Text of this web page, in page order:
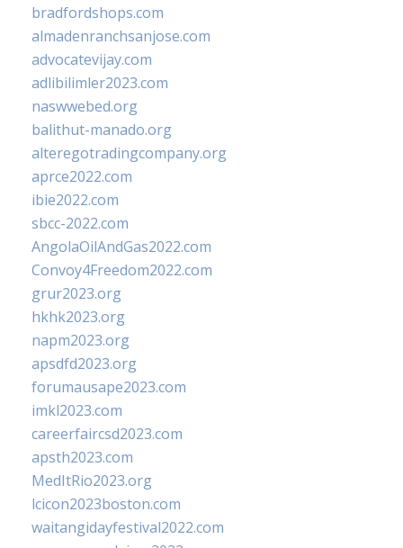
bradfordshops.com
almadenranchsanjose.com
advocatevijay.com
adlibilimler2023.com
naswwebed.org
balithut-manado.org
alteregotradingcompany.org
aprce2022.com
ibie2022.com
sbcc-2022.com
AngolaOilAndGas2022.com
Convoy4Freedom2022.com
grur2023.org
hkhk2023.org
napm2023.org
apsdfd2023.org
forumausape2023.com
imkl2023.com
careerfaircsd2023.com
apsth2023.com
MedItRio2023.org
lcicon2023boston.com
waitangidayfestival2022.com